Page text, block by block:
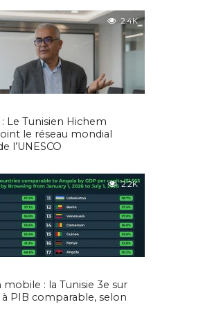
2.4K
Le Tunisien Hichem
le réseau mondial
l’UNESCO
2.2K
mobile : la Tunisie 3e sur
PIB comparable, selon